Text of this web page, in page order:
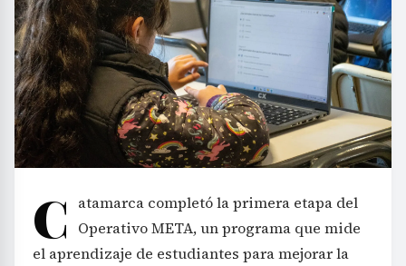
C
atamarca completó la primera etapa del
Operativo META, un programa que mide
el aprendizaje de estudiantes para mejorar la